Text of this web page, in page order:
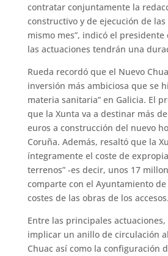
contratar conjuntamente la
constructivo y de ejecución de
mismo mes”, indicó el
las actuaciones tendrán una
Rueda recordó que el Nuevo
inversión más ambiciosa que se
materia sanitaria” en Galicia. El
que la Xunta va a destinar más
euros a construcción del nuevo
Coruña. Además, resaltó que la
íntegramente el coste de
terrenos” -es decir, unos 17
comparte con el Ayuntamiento de
costes de las obras de los accesos.
Entre las principales actuaciones,
implicar un anillo de circulación
Chuac así como la configuración